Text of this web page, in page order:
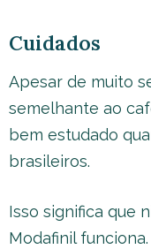
Cuidados
Apesar de muito
semelhante ao
bem estudado
brasileiros.
Isso significa que
Modafinil